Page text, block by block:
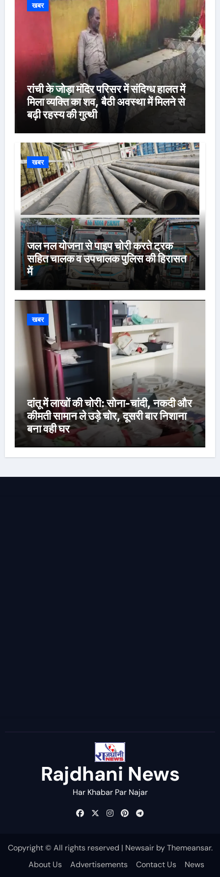
खबर
रांची के जोड़ा मंदिर परिसर में संदिग्ध हालत में
मिला व्यक्ति का शव, बैठी अवस्था में मिलने से
बढ़ी रहस्य की गुत्थी
खबर
जल नल योजना से पाइप चोरी करते ट्रक
सहित चालक व उपचालक पुलिस की हिरासत
में
खबर
दांतू में लाखों की चोरी: सोना-चांदी, नकदी और
कीमती सामान ले उड़े चोर, दूसरी बार निशाना
बना वही घर
Rajdhani News
Har Khabar Par Najar
Copyright © All rights reserved | NewsairbyThemeansar.
About Us
Advertisements Contact Us News